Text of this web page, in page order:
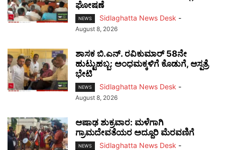
ಘೋಷಣೆ
NEWS Sidlaghatta News Desk -
August 8, 2026
ಶಾಸಕ ಬಿ.ಎನ್. ರವಿಕುಮಾರ್ 58ನೇ
ಹುಟ್ಟುಹಬ್ಬ: ಅಂಧಮಕ್ಕಳಿಗೆ ಕೊಡುಗೆ, ಆಸ್ಪತ್ರೆ
ಭೇಟಿ
NEWS Sidlaghatta News Desk -
August 8, 2026
ಆಷಾಢ ಶುಕ್ರವಾರ: ಮಳೆಗಾಗಿ
ಗ್ರಾಮದೇವತೆಯರ ಅದ್ದೂರಿ ಮೆರವಣಿಗೆ
NEWS Sidlaghatta News Desk -